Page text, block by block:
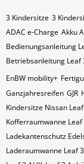
3 Kindersitze 3
ADAC e-Charge Akku
Bedienungsanleitung
Betriebsanleitung Leaf
EnBW mobility+
Ganzjahresreifen GJR
Kindersitze Nissan
Kofferraumwanne Leaf
Ladekantenschutz
Laderaumwanne Leaf 3